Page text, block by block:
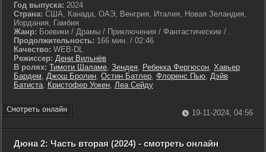
Год выпуска: 2024
Страна: США, Канада, ОАЭ, Венгрия, Италия, Новая Зеландия,
Иордания, Гамбия
Жанр: Боевики / Драмы / Приключения / Фантастические / .
Продолжительность: 166 мин. / 02:46
Качество: WEB-DL
Режиссер: Дени Вильнёв
В ролях: Тимоти Шаламе, Зендея, Ребекка Фергюсон, Хавьер
Бардем, Джош Бролин, Остин Батлер, Флоренс Пью, Дэйв
Батиста, Кристофер Уокен, Леа Сейду
19-11-2024, 04:56
Дюна 2: Часть вторая (2024) - смотреть онлайн